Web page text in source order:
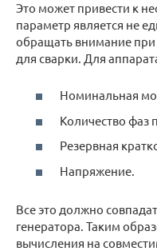
Это может привести к
параметр является не
обращать внимание при
для сварки. Для
Номинальная
Количество фаз
Резервная
Напряжение.
Все это должно
генератора. Таким
вычисления на